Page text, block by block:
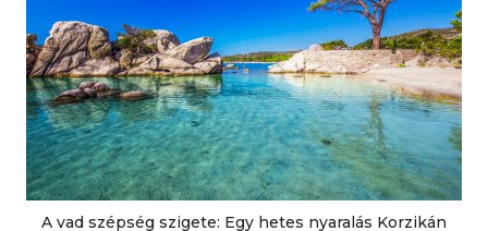
A vad szépség szigete: Egy hetes nyaralás Korzikán